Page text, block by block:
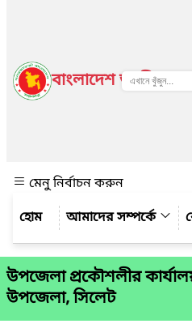
বাংলাদেশ জাতীয় তথ্য
মেনু নির্বাচন করুন
আমাদের সম্পর্কে
উপজেলা প্রকৌশলীর
উপজেলা, সিলেট